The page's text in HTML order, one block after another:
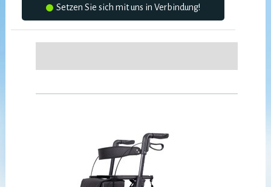
Setzen Sie sich mit uns in Verbindung!